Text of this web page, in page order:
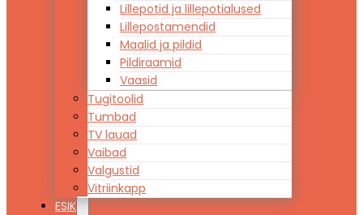
Lillepotid ja lillepotialused
Lillepostamendid
Maalid ja pildid
Pildiraamid
Vaasid
Tugitoolid
Tumbad
TV lauad
Vaibad
Valgustid
Vitriinkapp
ESIK